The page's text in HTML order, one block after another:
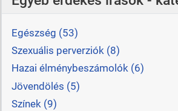
Egészség (53)
Szexuális perverziók (8)
Hazai élménybeszámolók (6)
Jövendölés (5)
Színek (9)